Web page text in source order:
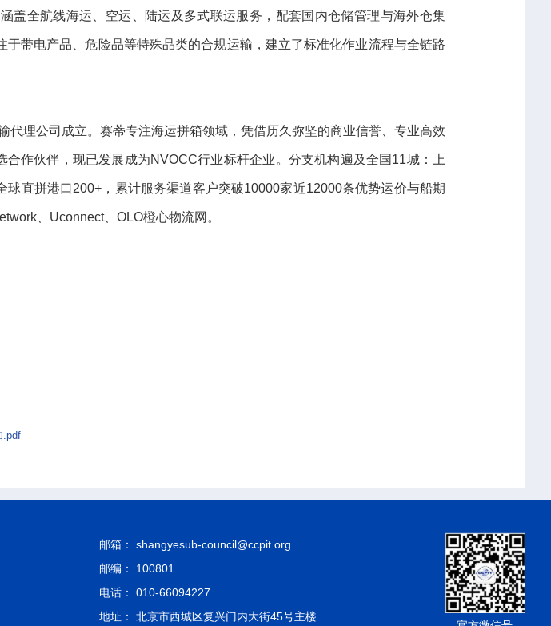
盖全航线海运、空运、陆运及多式联运服务，配套国内仓储管理与海外仓集
带电产品、危险品等特殊品类的合规运输，建立了标准化作业流程与全链路
理公司成立。赛蒂专注海运拼箱领域，凭借历久弥坚的商业信誉、专业高效
作伙伴，现已发展成为NVOCC行业标杆企业。分支机构遍及全国11城：上
直拼港口200+，累计服务渠道客户突破10000家近12000条优势运价与船期
、Uconnect、OLO橙心物流网。
.pdf
邮箱： shangyesub-council@ccpit.org
邮编： 100801
电话： 010-66094227
地址： 北京市西城区复兴门内大街45号主楼